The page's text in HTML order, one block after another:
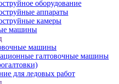
оборудование
аппараты
камеры
машины
машины
галтовочные машины
для ледовых работ